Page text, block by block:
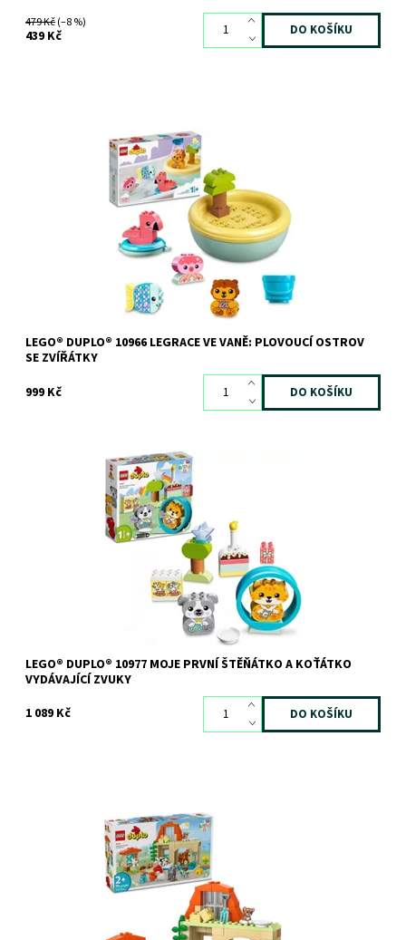
479 Kč(–8 %)
439 Kč
Přeneste své dítko z koupelny na tropický ostrov s roztomilými,
sestavitelnými zvířátky s nimiž si užijí velkou porci legrace.
Skladem3 ks
9687
LEGO
LEGO® DUPLO® 10966 LEGRACE VE VANĚ: PLOVOUCÍ OSTROV
SE ZVÍŘÁTKY
999 Kč
Učení hrou s koťátkem a štěňátkem – včetně jejich zvuků!
Skladem>3 ks
10839
LEGO
LEGO® DUPLO® 10977 MOJE PRVNÍ ŠTĚŇÁTKO A KOŤÁTKO
VYDÁVAJÍCÍ ZVUKY
1 089 Kč
Hračka LEGO® DUPLO® s 10 figurkami pro malé děti
Skladem1 ks
11553
LEGO